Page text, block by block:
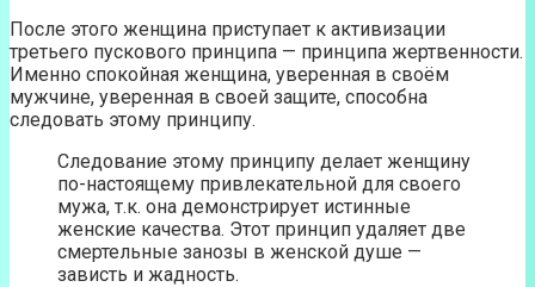
После этого женщина приступает к активизации
третьего пускового принципа — принципа жертвенности.
Именно спокойная женщина, уверенная в своём
мужчине, уверенная в своей защите, способна
следовать этому принципу.
Следование этому принципу делает женщину
по-настоящему привлекательной для своего
мужа, т.к. она демонстрирует истинные
женские качества. Этот принцип удаляет две
смертельные занозы в женской душе —
зависть и жадность.